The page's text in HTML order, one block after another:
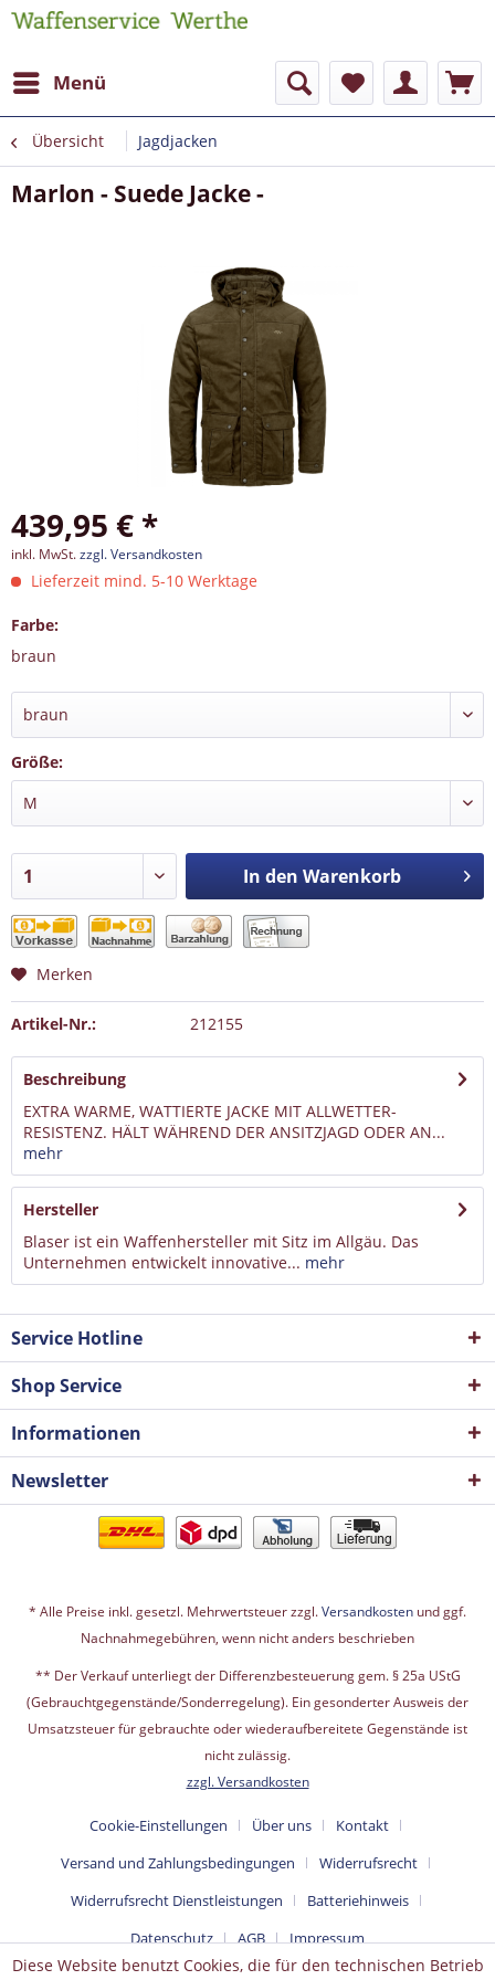
Menü
Übersicht Jagdjacken
Marlon - Suede Jacke -
439,95 € *
inkl. MwSt.zzgl. Versandkosten
Lieferzeit mind. 5-10 Werktage
Farbe:
braun
Größe:
In den Warenkorb
Merken
Artikel-Nr.: 212155
Beschreibung
EXTRA WARME, WATTIERTE JACKE MIT ALLWETTER-
RESISTENZ. HÄLT WÄHREND DER ANSITZJAGD ODER AN...
mehr
Hersteller
Blaser ist ein Waffenhersteller mit Sitz im Allgäu. Das
Unternehmen entwickelt innovative... mehr
Service Hotline
Shop Service
Informationen
Newsletter
* Alle Preise inkl. gesetzl. Mehrwertsteuer zzgl.Versandkosten und ggf.
Nachnahmegebühren, wenn nicht anders beschrieben
** Der Verkauf unterliegt der Differenzbesteuerung gem. § 25a UStG
(Gebrauchtgegenstände/Sonderregelung). Ein gesonderter Ausweis der
Umsatzsteuer für gebrauchte oder wiederaufbereitete Gegenstände ist
nicht zulässig.
zzgl. Versandkosten
Cookie-Einstellungen Über uns
Kontakt
Versand und Zahlungsbedingungen
Widerrufsrecht
Widerrufsrecht Dienstleistungen
Batteriehinweis
Datenschutz
AGB Impressum
Diese Website benutzt Cookies, die für den technischen Betrieb